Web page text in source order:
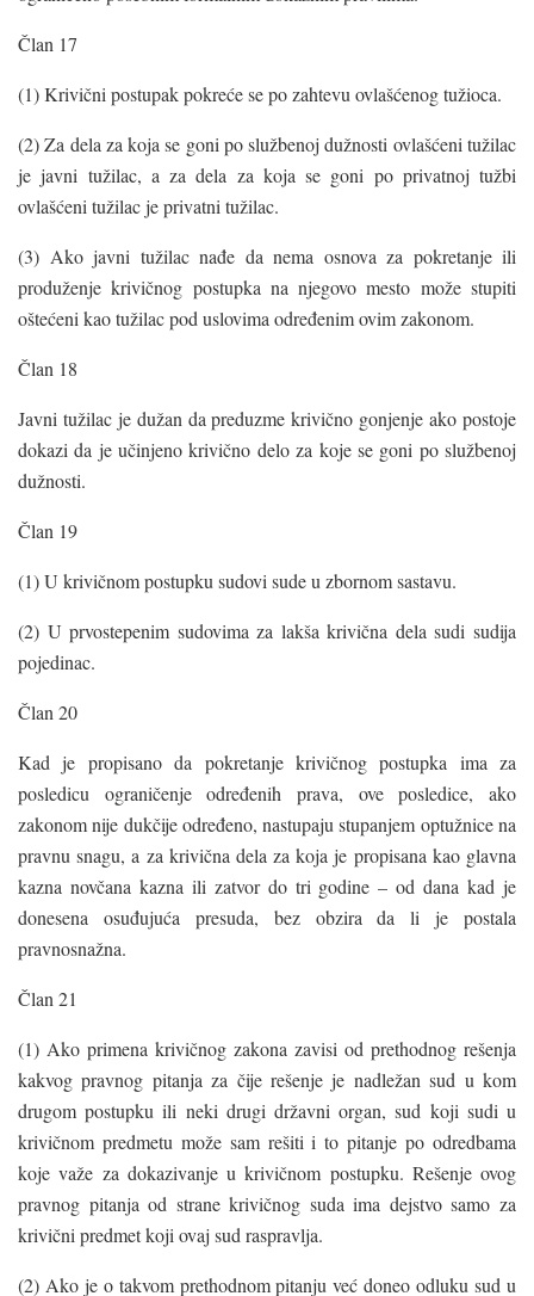
Član 17
(1) Krivični postupak pokreće se po zahtevu ovlašćenog tužioca.
(2) Za dela za koja se goni po službenoj dužnosti ovlašćeni tužilac
je javni tužilac, a za dela za koja se goni po privatnoj tužbi
ovlašćeni tužilac je privatni tužilac.
(3) Ako javni tužilac nađe da nema osnova za pokretanje ili
produženje krivičnog postupka na njegovo mesto može stupiti
oštećeni kao tužilac pod uslovima određenim ovim zakonom.
Član 18
Javni tužilac je dužan da preduzme krivično gonjenje ako postoje
dokazi da je učinjeno krivično delo za koje se goni po službenoj
dužnosti.
Član 19
(1) U krivičnom postupku sudovi sude u zbornom sastavu.
(2) U prvostepenim sudovima za lakša krivična dela sudi sudija
pojedinac.
Član 20
Kad je propisano da pokretanje krivičnog postupka ima za
posledicu ograničenje određenih prava, ove posledice, ako
zakonom nije dukčije određeno, nastupaju stupanjem optužnice na
pravnu snagu, a za krivična dela za koja je propisana kao glavna
kazna novčana kazna ili zatvor do tri godine – od dana kad je
donesena osuđujuća presuda, bez obzira da li je postala
pravnosnažna.
Član 21
(1) Ako primena krivičnog zakona zavisi od prethodnog rešenja
kakvog pravnog pitanja za čije rešenje je nadležan sud u kom
drugom postupku ili neki drugi državni organ, sud koji sudi u
krivičnom predmetu može sam rešiti i to pitanje po odredbama
koje važe za dokazivanje u krivičnom postupku. Rešenje ovog
pravnog pitanja od strane krivičnog suda ima dejstvo samo za
krivični predmet koji ovaj sud raspravlja.
(2) Ako je o takvom prethodnom pitanju već doneo odluku sud u